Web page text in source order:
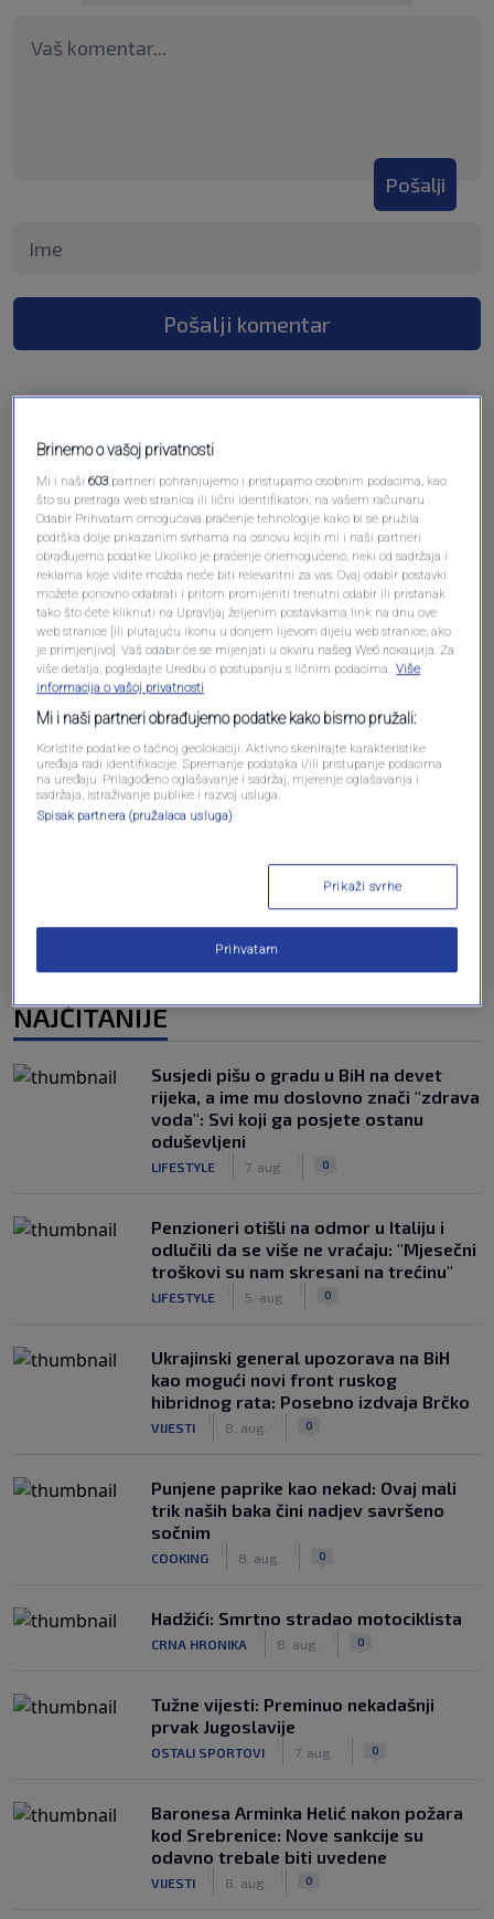
Pošalji
Pošalji komentar
Oglas
NAJČITANIJE
Susjedi pišu o gradu u BiH na devet
rijeka, a ime mu doslovno znači "zdrava
voda": Svi koji ga posjete ostanu
oduševljeni
LIFESTYLE 7. aug. 0
Penzioneri otišli na odmor u Italiju i
odlučili da se više ne vraćaju: "Mjesečni
troškovi su nam skresani na trećinu"
LIFESTYLE 5. aug. 0
Ukrajinski general upozorava na BiH
kao mogući novi front ruskog
hibridnog rata: Posebno izdvaja Brčko
VIJESTI 8. aug. 0
Punjene paprike kao nekad: Ovaj mali
trik naših baka čini nadjev savršeno
sočnim
COOKING 8. aug. 0
Hadžići: Smrtno stradao motociklista
CRNA HRONIKA 8. aug. 0
Tužne vijesti: Preminuo nekadašnji
prvak Jugoslavije
OSTALI SPORTOVI 7. aug. 0
Baronesa Arminka Helić nakon požara
kod Srebrenice: Nove sankcije su
odavno trebale biti uvedene
VIJESTI 8. aug. 0
Brinemo o vašoj privatnosti
Mi i naši603 partneri pohranjujemo i pristupamo osobnim podacima, kao
što su pretraga web stranica ili lični identifikatori, na vašem računaru .
Odabir Prihvatam omogućava praćenje tehnologije kako bi se pružila
podrška dolje prikazanim svrhama na osnovu kojih mi i naši partneri
obrađujemo podatke Ukoliko je praćenje onemogućeno, neki od sadržaja i
reklama koje vidite možda neće biti relevantni za vas. Ovaj odabir postavki
možete ponovno odabrati i pritom promijeniti trenutni odabir ili pristanak
tako što ćete kliknuti na Upravljaj željenim postavkama link na dnu ove
web stranice [ili plutajuću ikonu u donjem lijevom dijelu web stranice, ako
je primjenjivo]. Vaš odabir će se mijenjati u okviru našeg Wеб локација. Za
više detalja, pogledajte Uredbu o postupanju s ličnim podacima. Više
informacija o vašoj privatnosti
Mi i naši partneri obrađujemo podatke kako bismo pružali:
Koristite podatke o tačnoj geolokaciji. Aktivno skenirajte karakteristike
uređaja radi identifikacije. Spremanje podataka i/ili pristupanje podacima
na uređaju. Prilagođeno oglašavanje i sadržaj, mjerenje oglašavanja i
sadržaja, istraživanje publike i razvoj usluga.
Spisak partnera (pružalaca usluga)
Prikaži svrhe
Prihvatam